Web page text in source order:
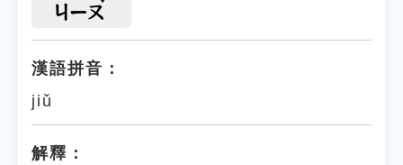
ㄐㄧㄡ
漢語拼音：
jiǔ
解釋：